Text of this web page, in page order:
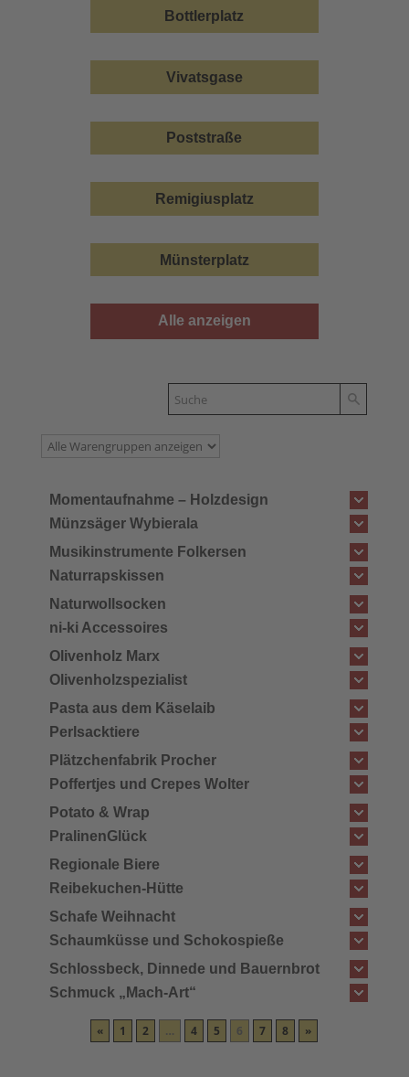
Bottlerplatz
Vivatsgase
Poststraße
Remigiusplatz
Münsterplatz
Alle anzeigen
Momentaufnahme – Holzdesign
Münzsäger Wybierala
Musikinstrumente Folkersen
Naturrapskissen
Naturwollsocken
ni-ki Accessoires
Olivenholz Marx
Olivenholzspezialist
Pasta aus dem Käselaib
Perlsacktiere
Plätzchenfabrik Procher
Poffertjes und Crepes Wolter
Potato & Wrap
PralinenGlück
Regionale Biere
Reibekuchen-Hütte
Schafe Weihnacht
Schaumküsse und Schokospieße
Schlossbeck, Dinnede und Bauernbrot
Schmuck „Mach-Art“
« Seite
1 Seite
2 … Seite
4 Seite
5 Seite
6 Seite
7 Seite
8 »